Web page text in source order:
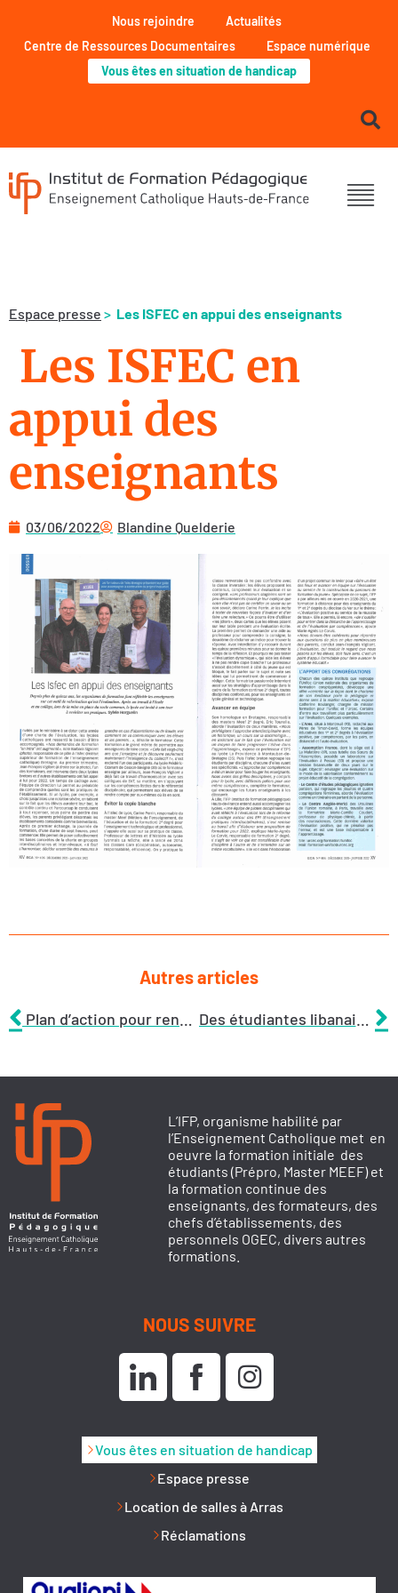
Nous rejoindre
Actualités
Centre de Ressources Documentaires
Espace numérique
Vous êtes en situation de handicap
Espace presse > Les ISFEC en appui des enseignants
Les ISFEC en
appui des
enseignants
03/06/2022 Blandine Quelderie
Autres articles
Plan d’action pour renouveler le vivier Des étudiantes libanaises en immersion
L’IFP, organisme habilité par
l’Enseignement Catholique met en
oeuvre la formation initiale des
étudiants (Prépro, Master MEEF) et
la formation continue des
enseignants, des formateurs, des
chefs d’établissements, des
personnels OGEC, divers autres
formations.
NOUS SUIVRE
Vous êtes en situation de handicap
Espace presse
Location de salles à Arras
Réclamations